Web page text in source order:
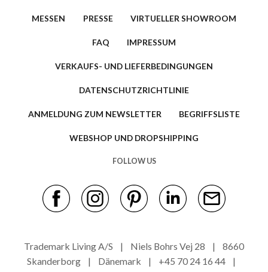
MESSEN PRESSE VIRTUELLER SHOWROOM
FAQ IMPRESSUM
VERKAUFS- UND LIEFERBEDINGUNGEN
DATENSCHUTZRICHTLINIE
ANMELDUNG ZUM NEWSLETTER BEGRIFFSLISTE
WEBSHOP UND DROPSHIPPING
FOLLOW US
Trademark Living A/S | Niels Bohrs Vej 28 | 8660
Skanderborg | Dänemark | +45 70 24 16 44 |